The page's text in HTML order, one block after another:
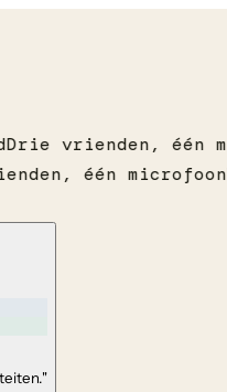
vrienden, één
één microfoon
"